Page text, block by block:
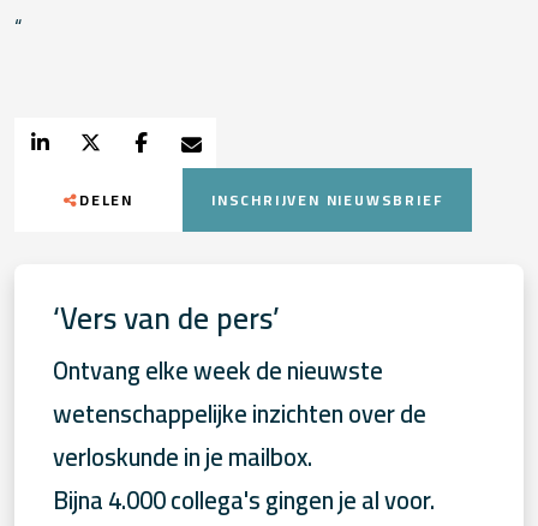
“
DELEN INSCHRIJVEN NIEUWSBRIEF
‘Vers van de pers’
Ontvang elke week de nieuwste
wetenschappelijke inzichten over de
verloskunde in je mailbox.
Bijna 4.000 collega's gingen je al voor.